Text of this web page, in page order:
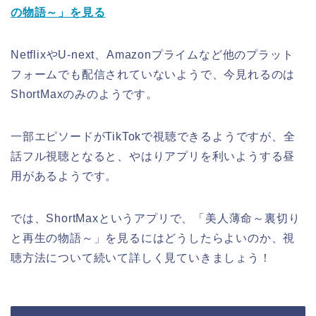
の物語～」を見る
NetflixやU-next、Amazonプライムなど他のプラット
フォームでも配信されていないようで、今見れるのは
ShortMaxのみのようです。
一部エピソードがTikTokで視聴できるようですが、全
話フル視聴となると、やはりアプリを利いようする昼
用があるようです。
では、ShortMaxというアプリで、「美人薄命～裏切り
と再生の物語～」を見るにはどうしたらよいのか、視
聴方法について続いて詳しく見ていきましょう！